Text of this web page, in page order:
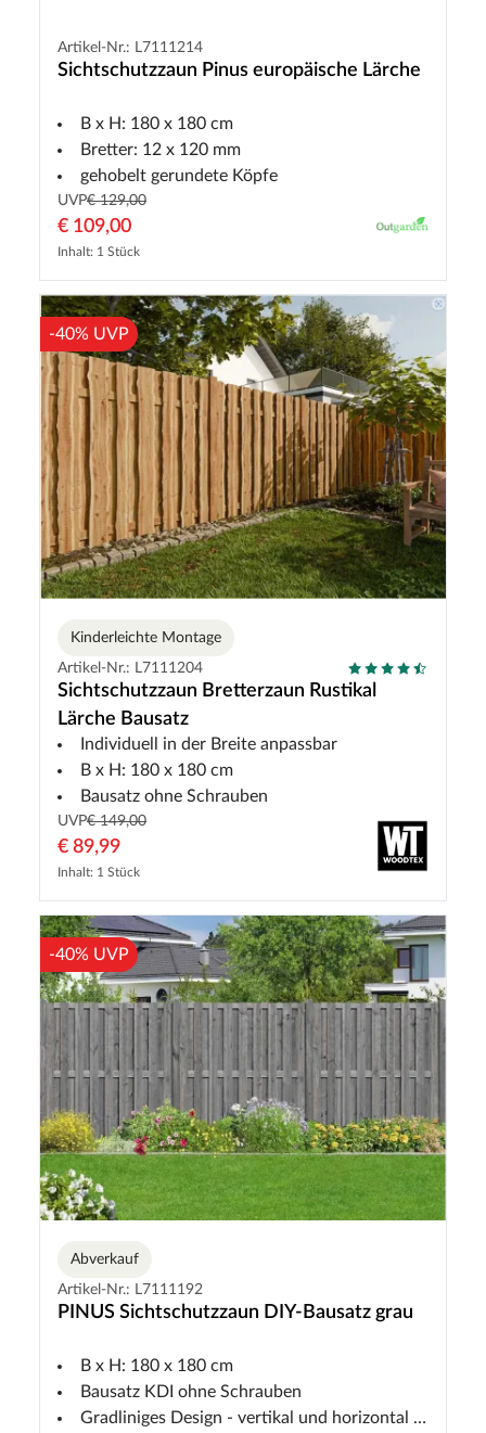
Artikel-Nr.: L7111214
Sichtschutzzaun Pinus europäische Lärche
B x H: 180 x 180 cm
Bretter: 12 x 120 mm
gehobelt gerundete Köpfe
UVP€ 129,00
€ 109,00
Inhalt: 1 Stück
-40% UVP
Kinderleichte Montage
Artikel-Nr.: L7111204
Sichtschutzzaun Bretterzaun Rustikal
Lärche Bausatz
Individuell in der Breite anpassbar
B x H: 180 x 180 cm
Bausatz ohne Schrauben
UVP€ 149,00
€ 89,99
Inhalt: 1 Stück
-40% UVP
Abverkauf
Artikel-Nr.: L7111192
PINUS Sichtschutzzaun DIY-Bausatz grau
B x H: 180 x 180 cm
Bausatz KDI ohne Schrauben
Gradliniges Design - vertikal und horizontal montierbar